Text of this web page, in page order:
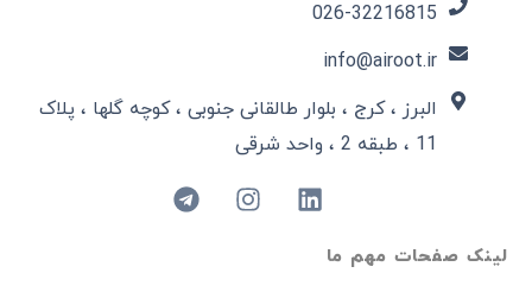
لینک صفحات مهم ما
026-32216815​
info@airoot.ir
البرز ، کرج ، بلوار طالقانی جنوبی ، کوچه گلها ، پلاک
11 ، طبقه 2 ، واحد شرقی